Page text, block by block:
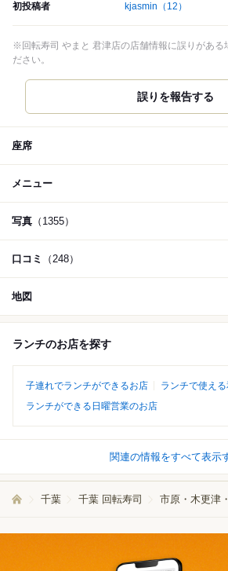
初投稿者 kjasmin （12）
※回転寿司 やまと 君津店の店舗情報に誤りがある
ださい。
誤りを報告する
座席
メニュー
写真 （1355）
口コミ （248）
地図
ランチのお店を探す
子連れでランチができるお店
ランチで使え
ランチができる日曜営業のお店
関連の情報をすべて表示
千葉 千葉 回転寿司 市原・木更津